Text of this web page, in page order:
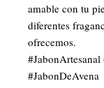
amable con tu
diferentes
ofrecemos.
#JabonDeAvena